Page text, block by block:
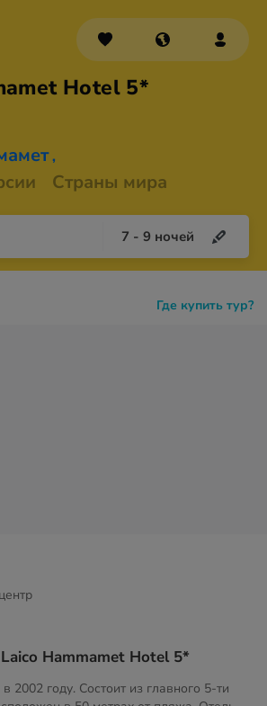
Hotel 5*
,
Страны мира
7 - 9 ночей
Где купить тур?
Hammamet Hotel 5*
2002 году. Состоит из главного 5-ти